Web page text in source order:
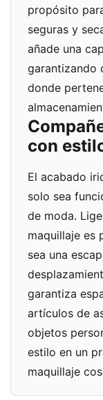
propósito
seguras y
añade una
garantizando
donde
con
El acabado
solo sea
de moda.
maquillaje es
sea una
garantiza
artículos de
objetos
estilo en un
maquillaje